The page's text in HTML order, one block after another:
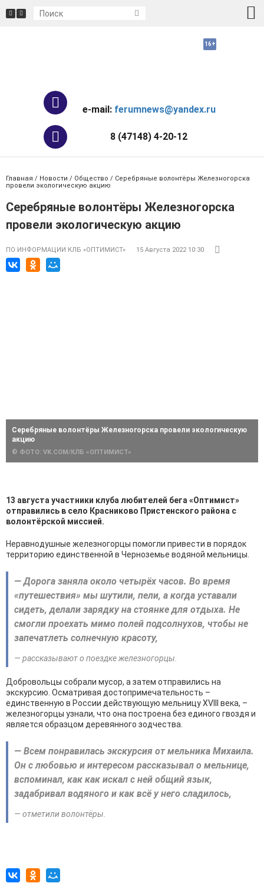
e-mail: ferumnews@yandex.ru
8 (47148) 4-20-12
Главная / Новости / Общество / Серебряные волонтёры Железногорска
провели экологическую акцию
Серебряные волонтёры Железногорска
провели экологическую акцию
ПО ИНФОРМАЦИИ КЛБ «ОПТИМИСТ» 15 Августа 2022 10:30
Серебряные волонтёры Железногорска провели экологическую
акцию
© ФОТО: VK.COM/КЛБ «ОПТИМИСТ»
13 августа участники клуба любителей бега «Оптимист»
отправились в село Красниково Пристенского района с
волонтёрской миссией.
Неравнодушные железногорцы помогли привести в порядок
территорию единственной в Черноземье водяной мельницы.
— Дорога заняла около четырёх часов. Во время
«путешествия» мы шутили, пели, а когда уставали
сидеть, делали зарядку на стоянке для отдыха. Не
смогли проехать мимо полей подсолнухов, чтобы не
запечатлеть солнечную красоту,
— рассказывают о поездке железногорцы.
Добровольцы собрали мусор, а затем отправились на
экскурсию. Осматривая достопримечательность –
единственную в России действующую мельницу XVIII века, –
железногорцы узнали, что она построена без единого гвоздя и
является образцом деревянного зодчества.
— Всем понравилась экскурсия от мельника Михаила.
Он с любовью и интересом рассказывал о мельнице,
вспоминал, как как искал с ней общий язык,
задабривал водяного и как всё у него сладилось,
— отметили волонтёры.